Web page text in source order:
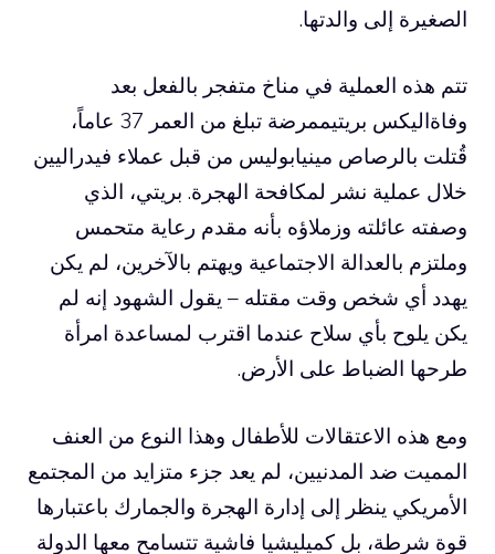
الصغيرة إلى والدتها.
تتم هذه العملية في مناخ متفجر بالفعل بعد
وفاةاليكس بريتي
ممرضة تبلغ من العمر 37 عاماً،
قُتلت بالرصاص مينيابوليس من قبل عملاء فيدراليين
خلال عملية نشر لمكافحة الهجرة. بريتي، الذي
وصفته عائلته وزملاؤه بأنه مقدم رعاية متحمس
وملتزم بالعدالة الاجتماعية ويهتم بالآخرين، لم يكن
يهدد أي شخص وقت مقتله – يقول الشهود إنه لم
يكن يلوح بأي سلاح عندما اقترب لمساعدة امرأة
طرحها الضباط على الأرض.
ومع هذه الاعتقالات للأطفال وهذا النوع من العنف
المميت ضد المدنيين، لم يعد جزء متزايد من المجتمع
الأمريكي ينظر إلى إدارة الهجرة والجمارك باعتبارها
قوة شرطة، بل كميليشيا فاشية تتسامح معها الدولة